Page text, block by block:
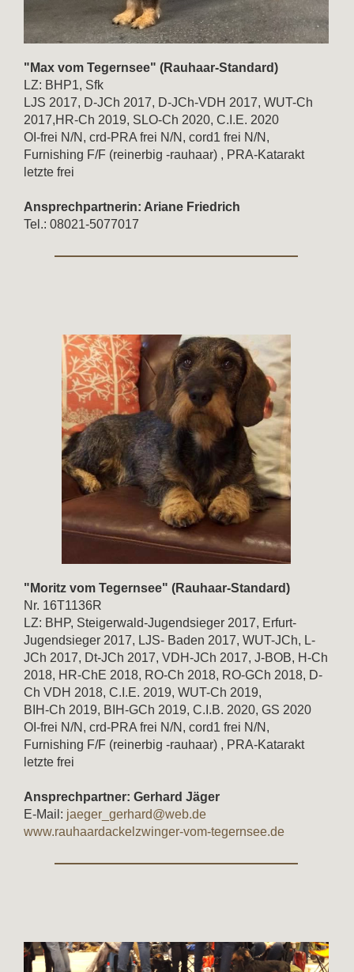
"Max vom Tegernsee" (Rauhaar-Standard)
LZ: BHP1, Sfk
LJS 2017, D-JCh 2017, D-JCh-VDH 2017, WUT-Ch
2017,HR-Ch 2019, SLO-Ch 2020, C.I.E. 2020
OI-frei N/N, crd-PRA frei N/N, cord1 frei N/N,
Furnishing F/F (reinerbig -rauhaar) , PRA-Katarakt
letzte frei
Ansprechpartnerin: Ariane Friedrich
Tel.: 08021-5077017
"Moritz vom Tegernsee" (Rauhaar-Standard)
Nr. 16T1136R
LZ: BHP, Steigerwald-Jugendsieger 2017, Erfurt-
Jugendsieger 2017, LJS- Baden 2017, WUT-JCh, L-
JCh 2017, Dt-JCh 2017, VDH-JCh 2017, J-BOB, H-Ch
2018, HR-ChE 2018, RO-Ch 2018, RO-GCh 2018, D-
Ch VDH 2018, C.I.E. 2019, WUT-Ch 2019,
BIH-Ch 2019, BIH-GCh 2019, C.I.B. 2020, GS 2020
OI-frei N/N, crd-PRA frei N/N, cord1 frei N/N,
Furnishing F/F (reinerbig -rauhaar) , PRA-Katarakt
letzte frei
Ansprechpartner: Gerhard Jäger
E-Mail: jaeger_gerhard@web.de
www.rauhaardackelzwinger-vom-tegernsee.de